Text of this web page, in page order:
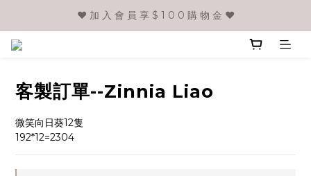
❤️ 加 入 會 員 享 $ 1 0 0 購 物 金 ❤️
客製訂單--Zinnia Liao
微笑向日葵12隻
192*12=2304